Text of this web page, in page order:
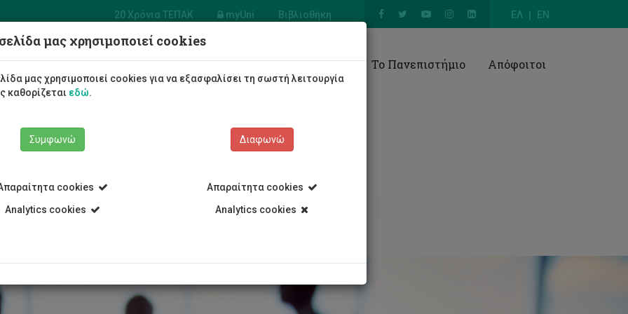
ΕΛ EN
20 Χρόνια ΤΕΠΑΚ myUni Βιβλιοθήκη
Φοιτητές/τριες Σπουδές Έρευνα Το Πανεπιστήμιο Απόφοιτοι
Υπηρεσία Ανθρώπινου Δυναμικού Εργοδότηση
μας χρησιμοποιεί cookies
μας χρησιμοποιεί cookies για να εξασφαλίσει τη σωστή λειτουργία
καθορίζεται εδώ.
Συμφωνώ
cookies
Analytics cookies
Διαφωνώ
Απαραίτητα cookies
Analytics cookies